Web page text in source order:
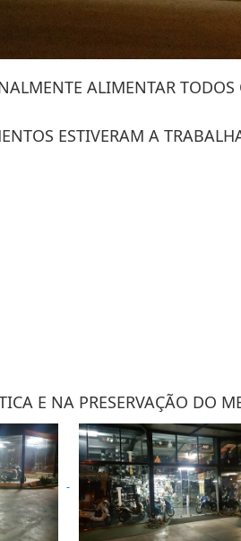
ALIMENTAR
ESTIVERAM A
E NA PRESERVAÇÃO DO